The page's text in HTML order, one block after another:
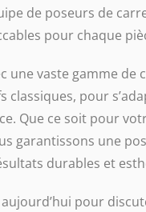
de poseurs de
pour chaque
une vaste gamme de
classiques, pour
Que ce soit pour
garantissons une
durables et
pour